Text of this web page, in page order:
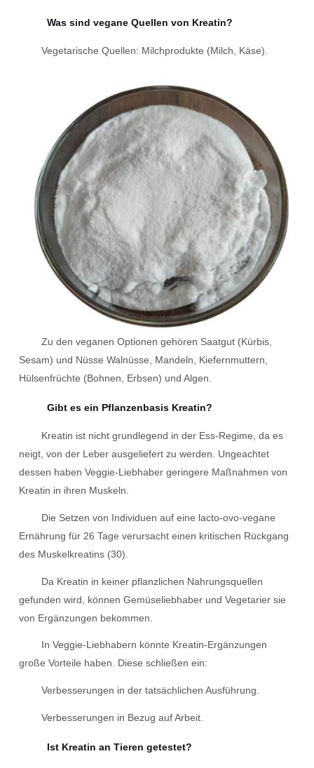
Was sind vegane Quellen von Kreatin?
Vegetarische Quellen: Milchprodukte (Milch, Käse).
Zu den veganen Optionen gehören Saatgut (Kürbis,
Sesam) und Nüsse Walnüsse, Mandeln, Kiefernmuttern,
Hülsenfrüchte (Bohnen, Erbsen) und Algen.
Gibt es ein Pflanzenbasis Kreatin?
Kreatin ist nicht grundlegend in der Ess-Regime, da es
neigt, von der Leber ausgeliefert zu werden. Ungeachtet
dessen haben Veggie-Liebhaber geringere Maßnahmen von
Kreatin in ihren Muskeln.
Die Setzen von Individuen auf eine lacto-ovo-vegane
Ernährung für 26 Tage verursacht einen kritischen Rückgang
des Muskelkreatins (30).
Da Kreatin in keiner pflanzlichen Nahrungsquellen
gefunden wird, können Gemüseliebhaber und Vegetarier sie
von Ergänzungen bekommen.
In Veggie-Liebhabern könnte Kreatin-Ergänzungen
große Vorteile haben. Diese schließen ein:
Verbesserungen in der tatsächlichen Ausführung.
Verbesserungen in Bezug auf Arbeit.
Ist Kreatin an Tieren getestet?